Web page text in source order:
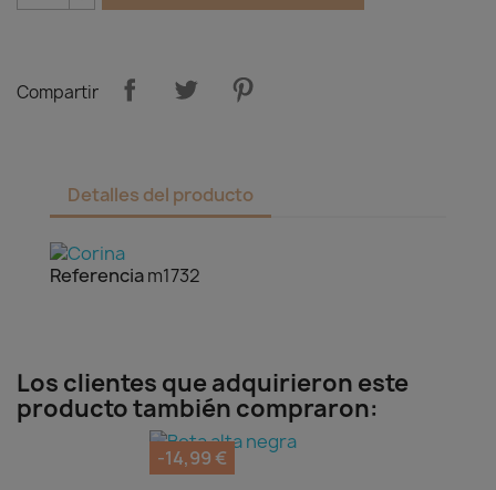
Compartir
Detalles del producto
Referenciam1732
Los clientes que adquirieron este
producto también compraron:
-14,99 €